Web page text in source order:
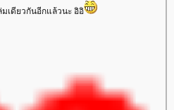
เดียวกันอีกแล้วนะ อิอิ